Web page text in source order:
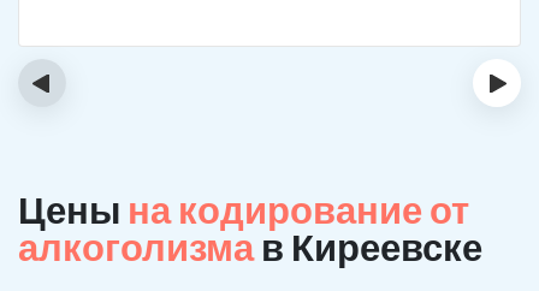
‹ ›
Цены на кодирование от
алкоголизмав Киреевске